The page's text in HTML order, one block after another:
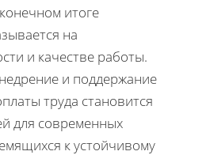
итоге
на
и качестве работы.
и поддержание
труда становится
для современных
к устойчивому